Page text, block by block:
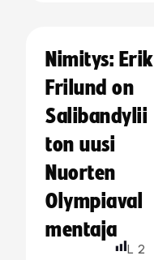
Nimitys: Erik
Frilund on
Salibandylii
ton uusi
Nuorten
Olympiaval
mentaja
L 2